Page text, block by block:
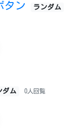
タン ランダム
ダム 0人回覧